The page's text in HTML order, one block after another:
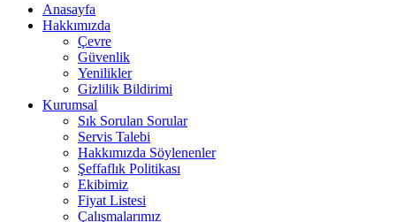
Anasayfa
Hakkımızda
Çevre
Güvenlik
Yenilikler
Gizlilik Bildirimi
Kurumsal
Sık Sorulan Sorular
Servis Talebi
Hakkımızda Söylenenler
Şeffaflık Politikası
Ekibimiz
Fiyat Listesi
Çalışmalarımız